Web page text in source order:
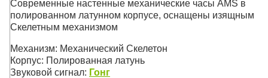
Современные настенные механические часы AMS в
полированном латунном корпусе, оснащены изящным
Скелетным механизмом
Механизм: Механический Скелетон
Корпус: Полированная латунь
Звуковой сигнал: Гонг